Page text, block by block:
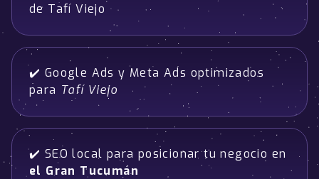
de Tafí Viejo
✔️ Google Ads y Meta Ads optimizados
para Tafí Viejo
✔️ SEO local para posicionar tu negocio en
el Gran Tucumán